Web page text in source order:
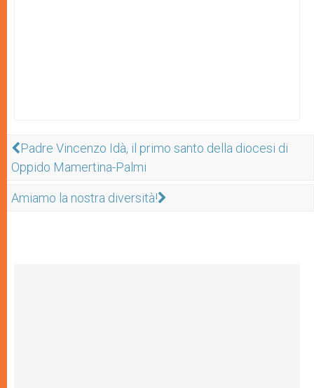
Padre Vincenzo Idà, il primo santo della diocesi di
Oppido Mamertina-Palmi
Amiamo la nostra diversità!